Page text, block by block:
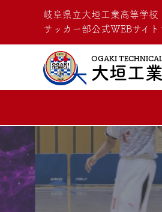
岐阜県立大垣工業高等学校
サッカー部公式WEBサイト
OGAKI TECHNICAL
大垣工